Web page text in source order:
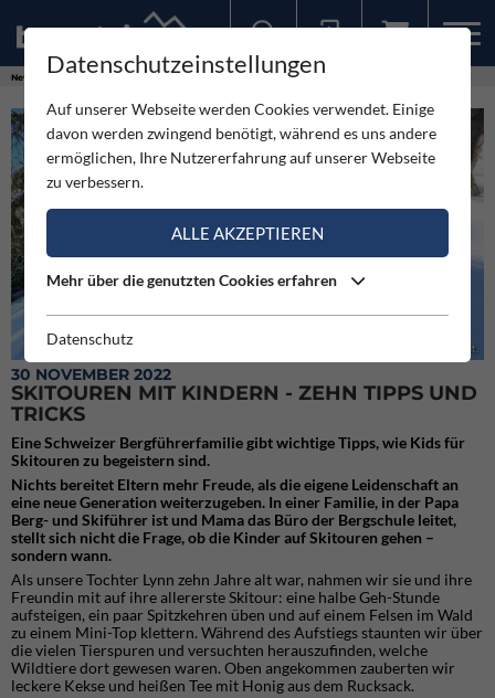
News Skitouren mit Kindern - zehn Tipps und Tricks
Beginnen Sie mit einer kurzen Tour, die Lust auf mehr macht.
30 NOVEMBER 2022
SKITOUREN MIT KINDERN - ZEHN TIPPS UND
TRICKS
Eine Schweizer Bergführerfamilie gibt wichtige Tipps, wie Kids für
Skitouren zu begeistern sind.
Nichts bereitet Eltern mehr Freude, als die eigene Leidenschaft an
eine neue Generation weiterzugeben. In einer Familie, in der Papa
Berg- und Skiführer ist und Mama das Büro der Bergschule leitet,
stellt sich nicht die Frage, ob die Kinder auf Skitouren gehen –
sondern wann.
Als unsere Tochter Lynn zehn Jahre alt war, nahmen wir sie und ihre
Freundin mit auf ihre allererste Skitour: eine halbe Geh-Stunde
aufsteigen, ein paar Spitzkehren üben und auf einem Felsen im Wald
zu einem Mini-Top klettern. Während des Aufstiegs staunten wir über
die vielen Tierspuren und versuchten herauszufinden, welche
Wildtiere dort gewesen waren. Oben angekommen zauberten wir
leckere Kekse und heißen Tee mit Honig aus dem Rucksack.
Datenschutzeinstellungen
Auf unserer Webseite werden Cookies verwendet. Einige
davon werden zwingend benötigt, während es uns andere
ermöglichen, Ihre Nutzererfahrung auf unserer Webseite
zu verbessern.
ALLE AKZEPTIEREN
Mehr über die genutzten Cookies erfahren
Datenschutz